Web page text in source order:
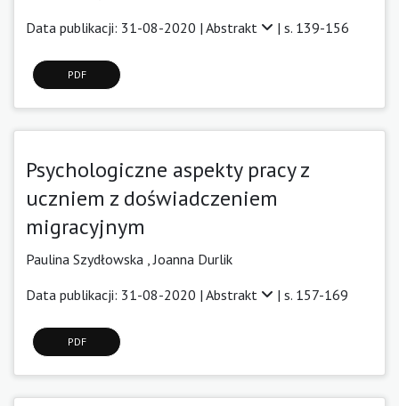
Data publikacji: 31-08-2020 | Abstrakt | s. 139-156
PDF
Psychologiczne aspekty pracy z
uczniem z doświadczeniem
migracyjnym
Paulina Szydłowska ,Joanna Durlik
Data publikacji: 31-08-2020 | Abstrakt | s. 157-169
PDF